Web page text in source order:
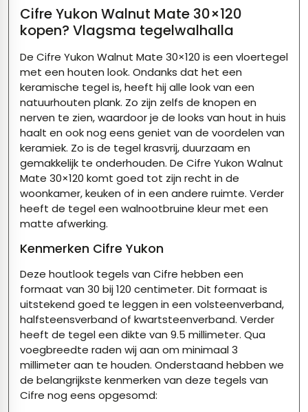
CifreYukon Walnut Mate 30×120
kopen? Vlagsma tegelwalhalla
De Cifre Yukon Walnut Mate 30×120 is een vloertegel
met een houten look. Ondanks dat het een
keramische tegel is, heeft hij alle look van een
natuurhouten plank. Zo zijn zelfs de knopen en
nerven te zien, waardoor je de looks van hout in huis
haalt en ook nog eens geniet van de voordelen van
keramiek. Zo is de tegel krasvrij, duurzaam en
gemakkelijk te onderhouden. De Cifre Yukon Walnut
Mate 30×120 komt goed tot zijn recht in de
woonkamer, keuken of in een andere ruimte. Verder
heeft de tegel een walnootbruine kleur met een
matte afwerking.
Kenmerken Cifre Yukon
Deze houtlook tegels van Cifre hebben een
formaat van 30 bij 120 centimeter. Dit formaat is
uitstekend goed te leggen in een volsteenverband,
halfsteensverband of kwartsteenverband. Verder
heeft de tegel een dikte van 9.5 millimeter. Qua
voegbreedte raden wij aan om minimaal 3
millimeter aan te houden. Onderstaand hebben we
de belangrijkste kenmerken van deze tegels van
Cifre nog eens opgesomd: